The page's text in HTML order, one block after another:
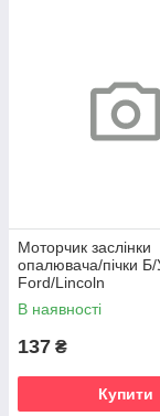
Моторчик заслінки
опалювача/пічки Б/
Ford/Lincoln
В наявності
137 ₴
Купити